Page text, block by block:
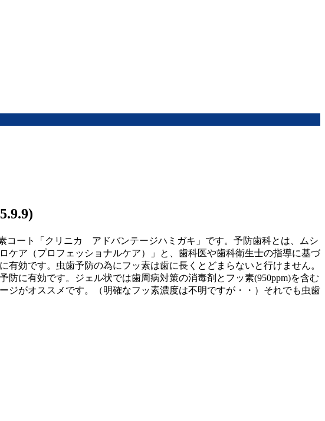
ート「クリニカ アドバンテージハミガキ」です。予防歯科とは、ムシ
ア（プロフェッショナルケア）」と、歯科医や歯科衛生士の指導に基づ
効です。虫歯予防の為にフッ素は歯に長くとどまらないと行けません。
に有効です。ジェル状では歯周病対策の消毒剤とフッ素(950ppm)を含む
ジがオススメです。（明確なフッ素濃度は不明ですが・・）それでも虫歯